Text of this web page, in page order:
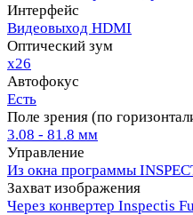
Интерфейс
Видеовыход HDMI
Оптический зум
x26
Автофокус
Есть
Поле зрения (по
3.08 - 81.8 мм
Управление
Из окна программы
Захват изображения
Через конвертер Inspectis